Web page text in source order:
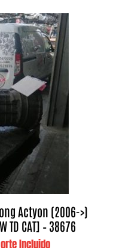
Actyon (2006->)
TD CAT] – 38676
Incluido